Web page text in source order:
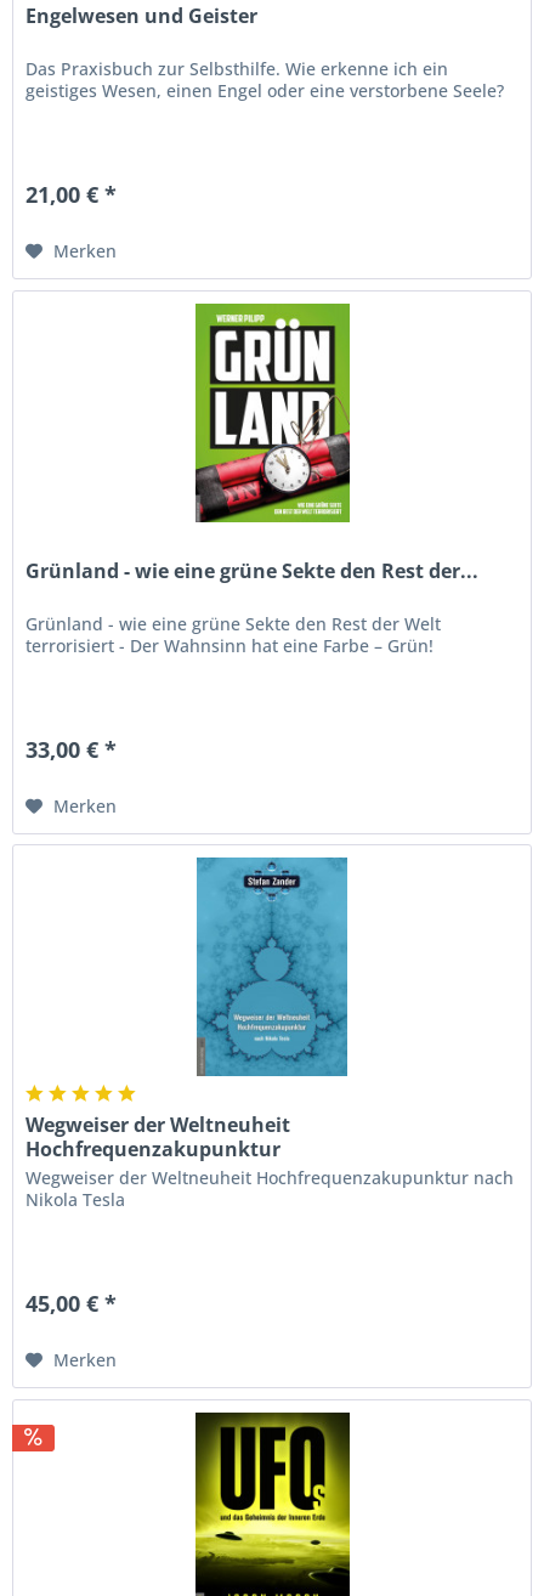
Engelwesen und Geister
Das Praxisbuch zur Selbsthilfe. Wie erkenne ich ein
geistiges Wesen, einen Engel oder eine verstorbene Seele?
21,00 € *
Merken
Grünland - wie eine grüne Sekte den Rest der...
Grünland - wie eine grüne Sekte den Rest der Welt
terrorisiert - Der Wahnsinn hat eine Farbe – Grün!
33,00 € *
Merken
Wegweiser der Weltneuheit
Hochfrequenzakupunktur
Wegweiser der Weltneuheit Hochfrequenzakupunktur nach
Nikola Tesla
45,00 € *
Merken